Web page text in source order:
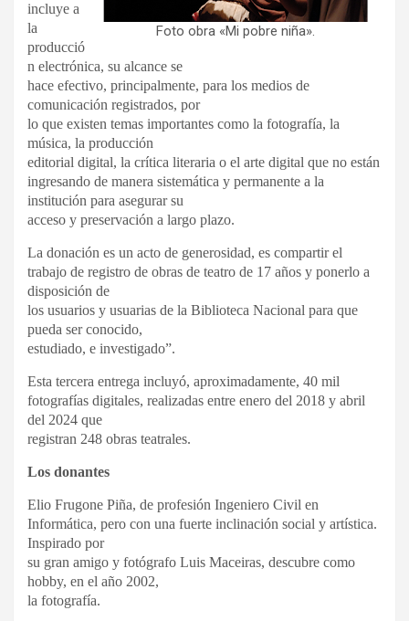
Foto obra «Mi pobre niña».
incluye a
la
producció
n electrónica, su alcance se
hace efectivo, principalmente, para los medios de
comunicación registrados, por
lo que existen temas importantes como la fotografía, la
música, la producción
editorial digital, la crítica literaria o el arte digital que no están
ingresando de manera sistemática y permanente a la
institución para asegurar su
acceso y preservación a largo plazo.
La donación es un acto de generosidad, es compartir el
trabajo de registro de obras de teatro de 17 años y ponerlo a
disposición de
los usuarios y usuarias de la Biblioteca Nacional para que
pueda ser conocido,
estudiado, e investigado”.
Esta tercera entrega incluyó, aproximadamente, 40 mil
fotografías digitales, realizadas entre enero del 2018 y abril
del 2024 que
registran 248 obras teatrales.
Los donantes
Elio Frugone Piña, de profesión Ingeniero Civil en
Informática, pero con una fuerte inclinación social y artística.
Inspirado por
su gran amigo y fotógrafo Luis Maceiras, descubre como
hobby, en el año 2002,
la fotografía.